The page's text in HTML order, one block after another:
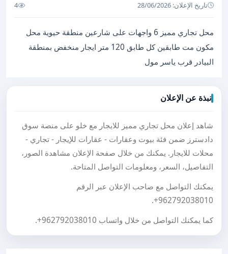
تاريخ الإعلان: 28/06/2026 4
محل تجاري مميز 6 واجهات على شارعين منطقة حيوية محل
مكون مت طابقين كل طابق 120 متر ايجار منخفض بمنطقة
البيادر قرب ياسر مول
نبذة عن الإعلان
شاهد إعلان محل تجاري مميز للايجار مع خلو على منصة سوق
دادسترز ضمن فئة بيوت وعقارات - عقارات للإيجار - تجاري -
محلات للايجار. يمكنك من خلال صفحة الإعلان مشاهدة الصور،
التفاصيل، السعر، ومعلومات التواصل المتاحة.
يمكنك التواصل مع صاحب الإعلان عبر الرقم
+962792038010
.
كما يمكنك التواصل من خلال واتساب +962792038010
.